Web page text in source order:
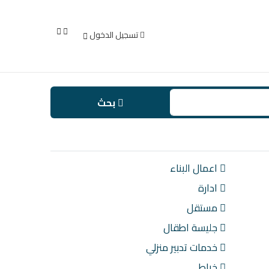
تسجيل الدخول
بحث
اعمال البناء
ادارة
مستقل
جليسة اطقال
خدمات تدبير منزلي